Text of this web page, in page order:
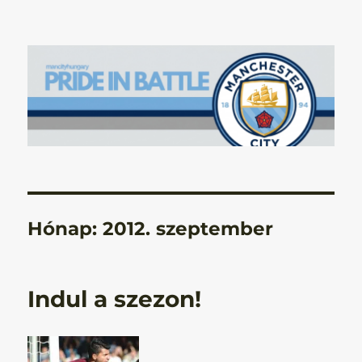
Manchester City Blog – Pride In
Battle
Hónap:2012. szeptember
Indul a szezon!